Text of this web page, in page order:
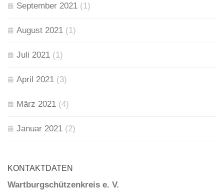
September 2021 (1)
August 2021 (1)
Juli 2021 (1)
April 2021 (3)
März 2021 (4)
Januar 2021 (2)
KONTAKTDATEN
Wartburgschützenkreis e. V.